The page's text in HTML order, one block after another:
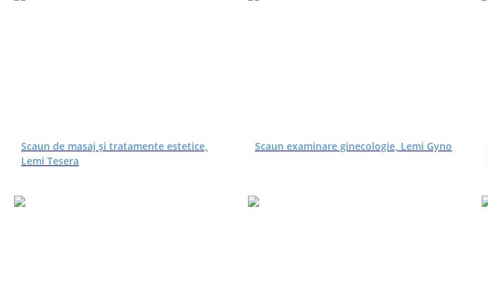
Scaun de masaj și tratamente estetice,
Lemi Tesera
Scaun examinare ginecologie, Lemi Gyno